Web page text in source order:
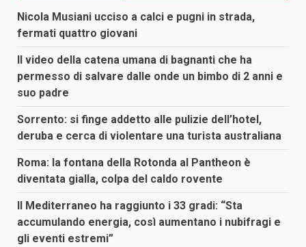
Nicola Musiani ucciso a calci e pugni in strada,
fermati quattro giovani
Il video della catena umana di bagnanti che ha
permesso di salvare dalle onde un bimbo di 2 anni e
suo padre
Sorrento: si finge addetto alle pulizie dell’hotel,
deruba e cerca di violentare una turista australiana
Roma: la fontana della Rotonda al Pantheon è
diventata gialla, colpa del caldo rovente
Il Mediterraneo ha raggiunto i 33 gradi: “Sta
accumulando energia, così aumentano i nubifragi e
gli eventi estremi”